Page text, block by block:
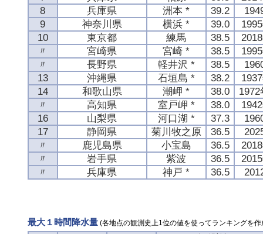
8
兵庫県 洲本 * 39.2
9
神奈川県 横浜 * 39.0
10
東京都 練馬 38.5
〃
宮崎県 宮崎 * 38.5
〃
長野県 軽井沢 * 38.5
13
沖縄県 石垣島 * 38.2
14
和歌山県 潮岬 * 38.0
〃
高知県 室戸岬 * 38.0
16
山梨県 河口湖 * 37.3
17
静岡県 菊川牧之原 36.5
〃
鹿児島県 小宝島 36.5
〃
岩手県 紫波 36.5
〃
兵庫県 神戸 * 36.5
最大１時間降水量(各地点の観測史上1位の値を使ってランキングを作